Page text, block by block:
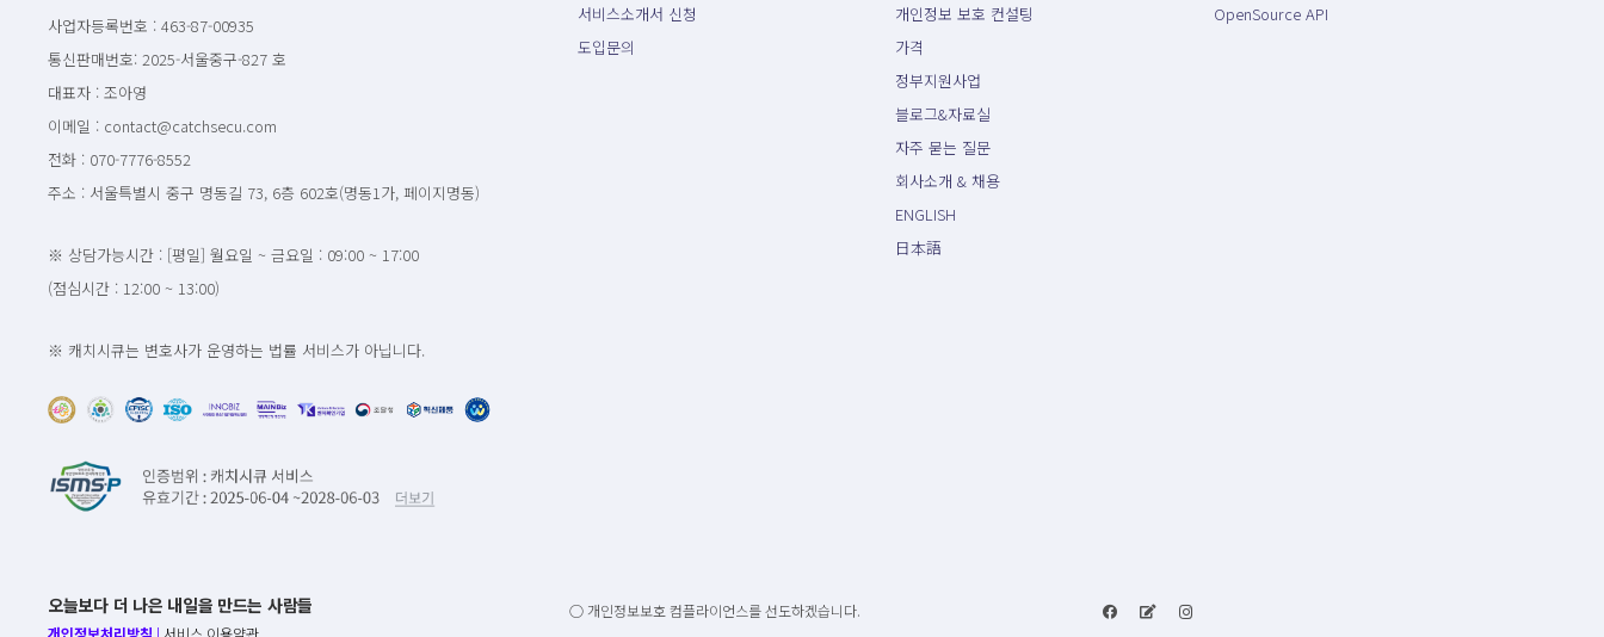
사업자등록번호 : 463-87-00935
통신판매번호: 2025-서울중구-827 호
대표자 : 조아영
이메일 : contact@catchsecu.com
전화 : 070-7776-8552
주소 : 서울특별시 중구 명동길 73, 6층 602호(명동1가, 페이지명동)
※ 상담가능시간 : [평일] 월요일 ~ 금요일 : 09:00 ~ 17:00
(점심시간 : 12:00 ~ 13:00)
※ 캐치시큐는 변호사가 운영하는 법률 서비스가 아닙니다.
서비스소개서 신청
도입문의
개인정보 보호 컨설팅
가격
정부지원사업
블로그&자료실
자주 묻는 질문
회사소개 & 채용
ENGLISH
日本語
OpenSource API
오늘보다 더 나은 내일을 만드는 사람들
개인정보처리방침 | 서비스 이용약관
○ 개인정보보호 컴플라이언스를 선도하겠습니다.